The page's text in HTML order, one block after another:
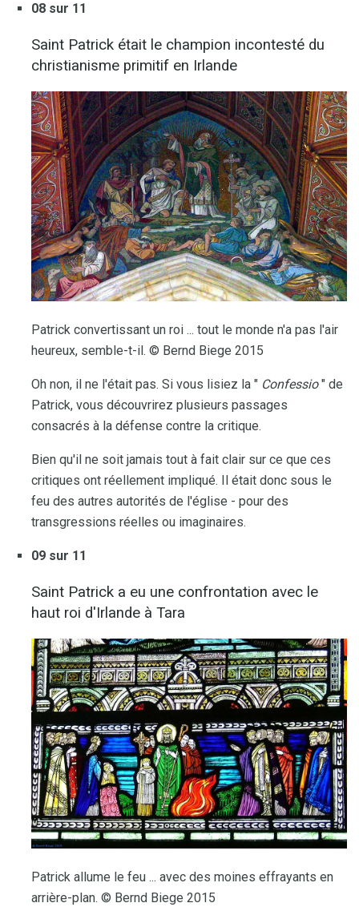
08 sur 11
Saint Patrick était le champion incontesté du
christianisme primitif en Irlande
Patrick convertissant un roi ... tout le monde n'a pas l'air
heureux, semble-t-il. © Bernd Biege 2015
Oh non, il ne l'était pas. Si vous lisiez la " Confessio" de
Patrick, vous découvrirez plusieurs passages
consacrés à la défense contre la critique.
Bien qu'il ne soit jamais tout à fait clair sur ce que ces
critiques ont réellement impliqué. Il était donc sous le
feu des autres autorités de l'église - pour des
transgressions réelles ou imaginaires.
09 sur 11
Saint Patrick a eu une confrontation avec le
haut roi d'Irlande à Tara
Patrick allume le feu ... avec des moines effrayants en
arrière-plan. © Bernd Biege 2015